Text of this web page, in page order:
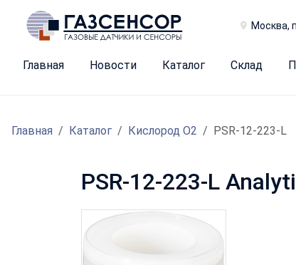
Москва,
Главная Новости Каталог Склад
Главная Каталог Кислород O2 PSR-12-223-L
PSR-12-223-L